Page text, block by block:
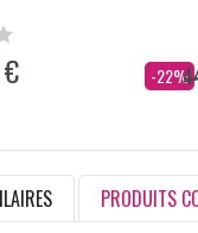
-22%
Dès
PRODUITS